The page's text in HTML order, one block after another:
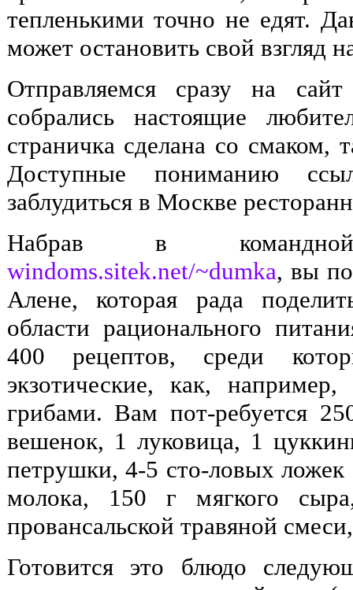
тепленькими точно не едят.
может остановить свой взгляд
Отправляемся сразу на
собрались настоящие
страничка сделана со смаком,
Доступные пониманию
заблудиться в Москве
Набрав в
windoms.sitek.net/~dumka, вы
Алене, которая рада
области рационального
400 рецептов, среди
экзотические, как,
грибами. Вам пот-ребуется
вешенок, 1 луковица, 1
петрушки, 4-5 сто-ловых ложек
молока, 150 г мягкого
провансальской травяной
Готовится это блюдо